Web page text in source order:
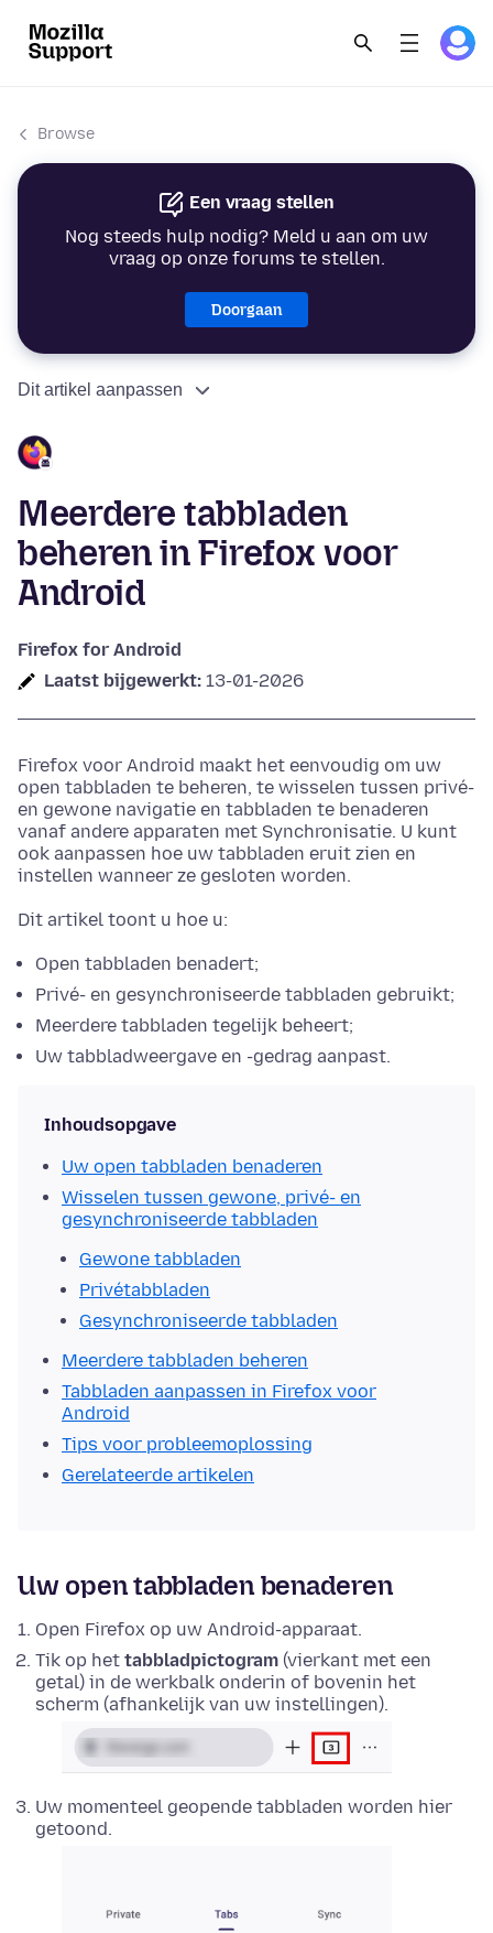
Browse
Een vraag stellen
Nog steeds hulp nodig? Meld u aan om uw
vraag op onze forums te stellen.
Doorgaan
Dit artikel aanpassen
Meerdere tabbladen
beheren in Firefox voor
Android
Firefox for Android
Laatst bijgewerkt: 13-01-2026
Firefox voor Android maakt het eenvoudig om uw
open tabbladen te beheren, te wisselen tussen privé-
en gewone navigatie en tabbladen te benaderen
vanaf andere apparaten met Synchronisatie. U kunt
ook aanpassen hoe uw tabbladen eruit zien en
instellen wanneer ze gesloten worden.
Dit artikel toont u hoe u:
Open tabbladen benadert;
Privé- en gesynchroniseerde tabbladen gebruikt;
Meerdere tabbladen tegelijk beheert;
Uw tabbladweergave en -gedrag aanpast.
Inhoudsopgave
Uw open tabbladen benaderen
Wisselen tussen gewone, privé- en
gesynchroniseerde tabbladen
Gewone tabbladen
Privétabbladen
Gesynchroniseerde tabbladen
Meerdere tabbladen beheren
Tabbladen aanpassen in Firefox voor
Android
Tips voor probleemoplossing
Gerelateerde artikelen
Uw open tabbladen benaderen
Open Firefox op uw Android-apparaat.
Tik op het tabbladpictogram (vierkant met een
getal) in de werkbalk onderin of bovenin het
scherm (afhankelijk van uw instellingen).
Uw momenteel geopende tabbladen worden hier
getoond.